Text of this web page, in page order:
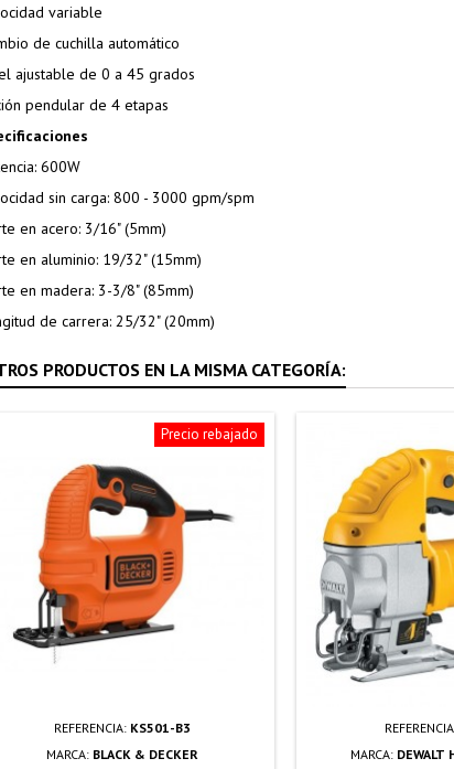
variable
de cuchilla automático
ajustable de 0 a 45 grados
pendular de 4 etapas
600W
sin carga: 800 - 3000 gpm/spm
en acero: 3/16" (5mm)
en aluminio: 19/32" (15mm)
en madera: 3-3/8" (85mm)
de carrera: 25/32" (20mm)
PRODUCTOS EN LA MISMA CATEGORÍA:
Precio rebajado
REFERENCIA: KS501-B3
MARCA: BLACK & DECKER
MARCA: DEWALT